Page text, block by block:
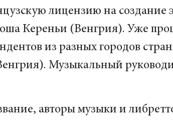
лицензию на создание
Кереньи (Венгрия). Уже
из разных городов
Музыкальный
авторы музыки и